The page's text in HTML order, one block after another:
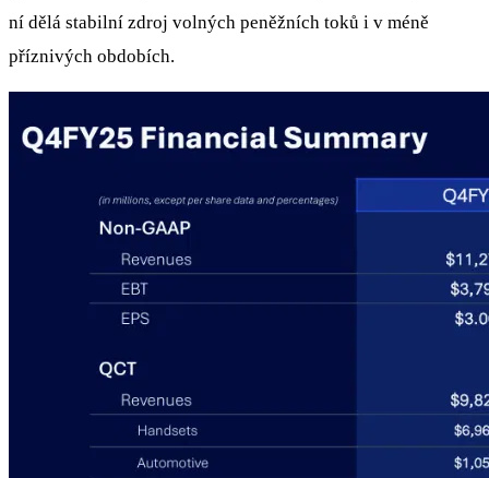
ní dělá stabilní zdroj volných peněžních toků i v méně
příznivých obdobích.